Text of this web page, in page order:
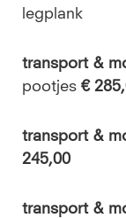
legplank
transport &
pootjes €
transport &
245,00
transport &